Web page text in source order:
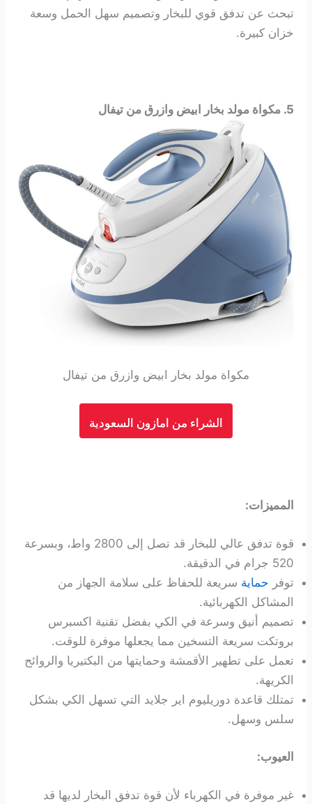
تبحث عن تدفق قوي للبخار وتصميم سهل الحمل وسعة
خزان كبيرة.
5. مكواة مولد بخار ابيض وازرق من تيفال
مكواة مولد بخار ابيض وازرق من تيفال
الشراء من امازون السعودية
المميزات:
قوة تدفق عالي للبخار قد تصل إلى 2800 واط، وبسرعة
520 جرام في الدقيقة.
توفر حماية سريعة للحفاظ على سلامة الجهاز من
المشاكل الكهربائية.
تصميم أنيق وسرعة في الكي بفضل تقنية اكسبرس
بروتكت سريعة التسخين مما يجعلها موفرة للوقت.
تعمل على تطهير الأقمشة وحمايتها من البكتيريا والروائح
الكريهة.
تمتلك قاعدة دوريليوم اير جلايد التي تسهل الكي بشكل
سلس وسهل.
العيوب:
غير موفرة في الكهرباء لأن قوة تدفق البخار لديها قد